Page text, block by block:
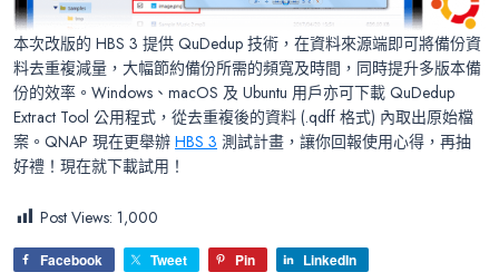
本次改版的 HBS 3 提供 QuDedup 技術，在資料來源端即可將備份資
料去重複減量，大幅節約備份所需的頻寬及時間，同時提升多版本備
份的效率。Windows、macOS 及 Ubuntu 用戶亦可下載 QuDedup
Extract Tool 公用程式，從去重複後的資料 (.qdff 格式) 內取出原始檔
案。QNAP 現在更舉辦 HBS 3 測試計畫，讓你回報使用心得，再抽
好禮！現在就下載試用！
Post Views: 1,000
Facebook Tweet Pin
LinkedIn